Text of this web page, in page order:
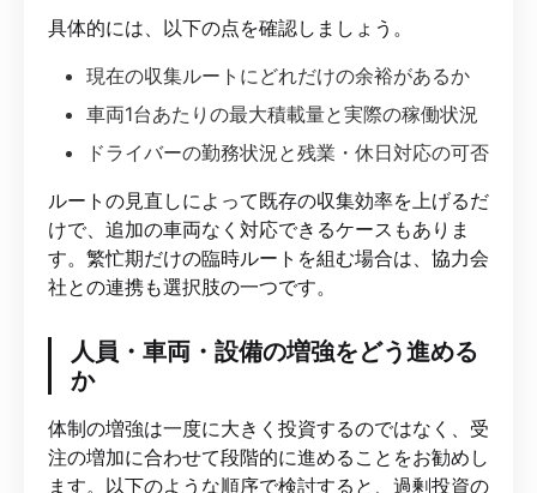
具体的には、以下の点を確認しましょう。
現在の収集ルートにどれだけの余裕があるか
車両1台あたりの最大積載量と実際の稼働状況
ドライバーの勤務状況と残業・休日対応の可否
ルートの見直しによって既存の収集効率を上げるだ
けで、追加の車両なく対応できるケースもありま
す。繁忙期だけの臨時ルートを組む場合は、協力会
社との連携も選択肢の一つです。
人員・車両・設備の増強をどう進める
か
体制の増強は一度に大きく投資するのではなく、受
注の増加に合わせて段階的に進めることをお勧めし
ます。以下のような順序で検討すると、過剰投資の